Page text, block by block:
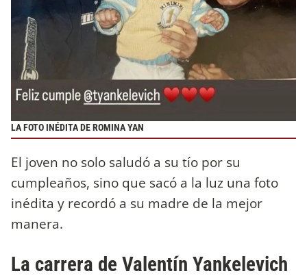
LA FOTO INÉDITA DE ROMINA YAN
El joven no solo saludó a su tío por su
cumpleaños, sino que sacó a la luz una foto
inédita y recordó a su madre de la mejor
manera.
La carrera de Valentín Yankelevich